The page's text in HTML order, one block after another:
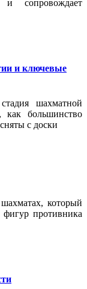
сопровождает
и ключевые
шахматной
как большинство
с доски
который
фигур противника